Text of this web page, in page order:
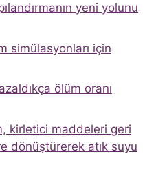
yeni yolunu
simülasyonları için
ölüm oranı
kirletici maddeleri geri
dönüştürerek atık suyu